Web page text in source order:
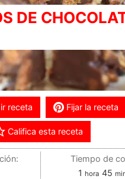
DE
receta Fijar la receta
Califica esta receta
Tiempo de
1 hora 45